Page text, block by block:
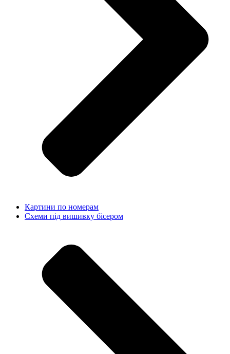
Картини по номерам
Схеми під вишивку бісером